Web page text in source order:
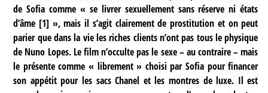
de Sofia comme « se livrer sexuellement sans réserve ni états
d’âme [1] », mais il s’agit clairement de prostitution et on peut
parier que dans la vie les riches clients n’ont pas tous le physique
de Nuno Lopes. Le film n’occulte pas le sexe – au contraire – mais
le présente comme « librement » choisi par Sofia pour financer
son appétit pour les sacs Chanel et les montres de luxe. Il est